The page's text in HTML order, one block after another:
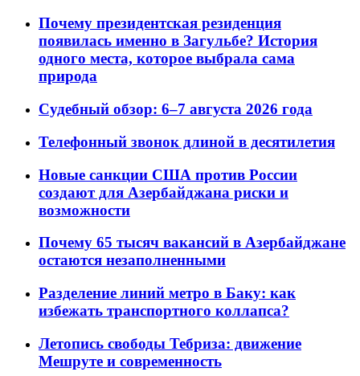
Почему президентская резиденция
появилась именно в Загульбе? История
одного места, которое выбрала сама
природа
Судебный обзор: 6–7 августа 2026 года
Телефонный звонок длиной в десятилетия
Новые санкции США против России
создают для Азербайджана риски и
возможности
Почему 65 тысяч вакансий в Азербайджане
остаются незаполненными
Разделение линий метро в Баку: как
избежать транспортного коллапса?
Летопись свободы Тебриза: движение
Мешруте и современность